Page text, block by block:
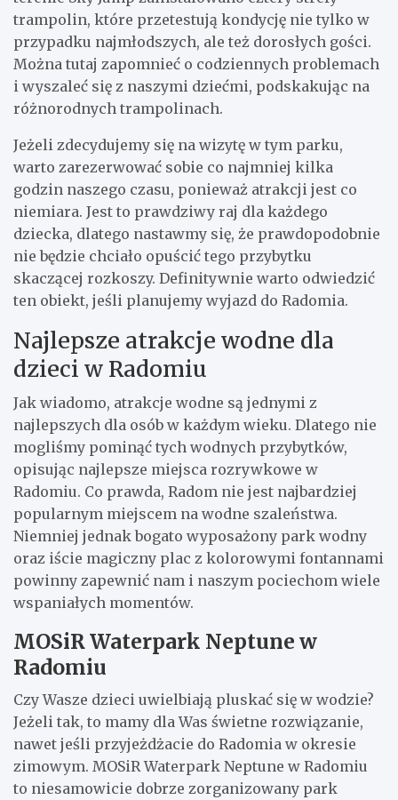
trampolin, które przetestują kondycję nie tylko w
przypadku najmłodszych, ale też dorosłych gości.
Można tutaj zapomnieć o codziennych problemach
i wyszaleć się z naszymi dziećmi, podskakując na
różnorodnych trampolinach.
Jeżeli zdecydujemy się na wizytę w tym parku,
warto zarezerwować sobie co najmniej kilka
godzin naszego czasu, ponieważ atrakcji jest co
niemiara. Jest to prawdziwy raj dla każdego
dziecka, dlatego nastawmy się, że prawdopodobnie
nie będzie chciało opuścić tego przybytku
skaczącej rozkoszy. Definitywnie warto odwiedzić
ten obiekt, jeśli planujemy wyjazd do Radomia.
Najlepsze atrakcje wodne dla
dzieci w Radomiu
Jak wiadomo, atrakcje wodne są jednymi z
najlepszych dla osób w każdym wieku. Dlatego nie
mogliśmy pominąć tych wodnych przybytków,
opisując najlepsze miejsca rozrywkowe w
Radomiu. Co prawda, Radom nie jest najbardziej
popularnym miejscem na wodne szaleństwa.
Niemniej jednak bogato wyposażony park wodny
oraz iście magiczny plac z kolorowymi fontannami
powinny zapewnić nam i naszym pociechom wiele
wspaniałych momentów.
MOSiR Waterpark Neptune w
Radomiu
Czy Wasze dzieci uwielbiają pluskać się w wodzie?
Jeżeli tak, to mamy dla Was świetne rozwiązanie,
nawet jeśli przyjeżdżacie do Radomia w okresie
zimowym. MOSiR Waterpark Neptune w Radomiu
to niesamowicie dobrze zorganizowany park